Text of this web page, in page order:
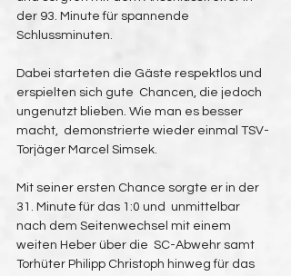
der 93. Minute für spannende
Schlussminuten.
Dabei starteten die Gäste respektlos und
erspielten sich gute  Chancen, die jedoch
ungenutzt blieben. Wie man es besser
macht,  demonstrierte wieder einmal TSV-
Torjäger Marcel Simsek.
Mit seiner ersten Chance sorgte er in der
31. Minute für das 1:0 und  unmittelbar
nach dem Seitenwechsel mit einem
weiten Heber über die  SC-Abwehr samt
Torhüter Philipp Christoph hinweg für das